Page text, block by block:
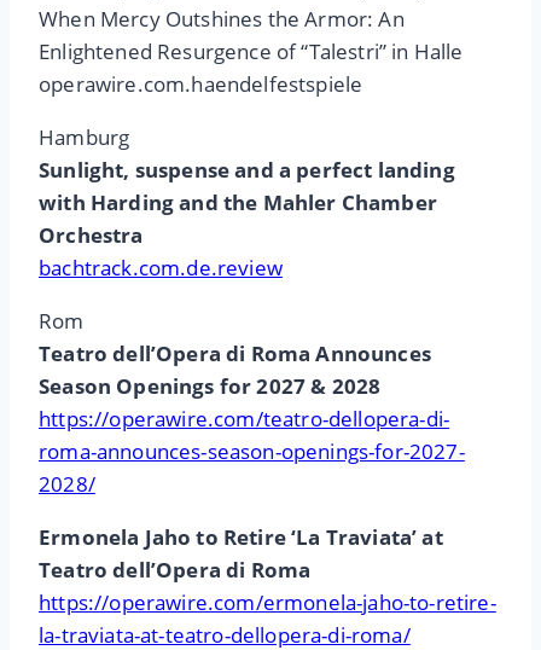
When Mercy Outshines the Armor: An
Enlightened Resurgence of “Talestri” in Halle
operawire.com.haendelfestspiele
Hamburg
Sunlight, suspense and a perfect landing
with Harding and the Mahler Chamber
Orchestra
bachtrack.com.de.review
Rom
Teatro dell’Opera di Roma Announces
Season Openings for 2027 & 2028
https://operawire.com/teatro-dellopera-di-
roma-announces-season-openings-for-2027-
2028/
Ermonela Jaho to Retire ‘La Traviata’ at
Teatro dell’Opera di Roma
https://operawire.com/ermonela-jaho-to-retire-
la-traviata-at-teatro-dellopera-di-roma/